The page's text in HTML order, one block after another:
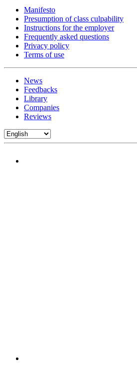
Manifesto
Presumption of class culpability
Instructions for the employer
Frequently asked questions
Privacy policy
Terms of use
News
Feedbacks
Library
Companies
Reviews